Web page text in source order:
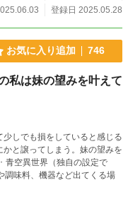
登録日 2025.05.28
お気に入り追加 746
私は妹の望みを叶えて
しでも損をしていると感じる
と譲ってしまう。妹の望みを
調味料、機器など出てくる場